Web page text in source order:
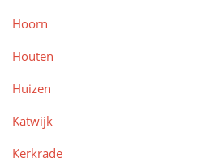
Hoorn
Houten
Huizen
Katwijk
Kerkrade